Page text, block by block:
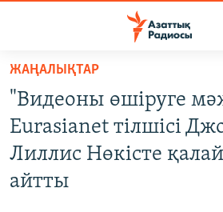
Skip
main
content
Skip
to
main
ЖАҢАЛЫҚТАР
САЯСАТ
AZATTYQTV
ҚАҢТАР ОҚИҒАСЫ
ЖАҢАЛЫҚТАР
"Видеоны өшіруге
Eurasianet тілшісі
Лиллис Нөкісте
айтты